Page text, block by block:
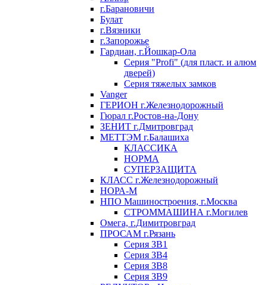
г.Барановичи
Булат
г.Вязники
г.Запорожье
Гардиан, г.Йошкар-Ола
Серия "Profi" (для пласт. и алюм
дверей)
Серия тяжелых замков
Vanger
ГЕРИОН г.Железнодорожный
Гюрал г.Ростов-на-Дону
ЗЕНИТ г.Дмитровград
МЕТТЭМ г.Балашиха
КЛАССИКА
НОРМА
СУПЕРЗАЩИТА
КЛАСС г.Железнодорожный
НОРА-М
НПО Машиностроения, г.Москва
СТРОММАШИНА г.Могилев
Омега, г.Димитровград
ПРОСАМ г.Рязань
Серия ЗВ1
Серия ЗВ4
Серия ЗВ8
Серия ЗВ9